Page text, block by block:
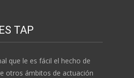
TAP
que le es fácil el hecho de
otros ámbitos de actuación